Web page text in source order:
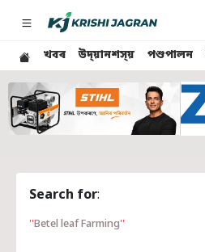
খবৰ উদ্য়ানশস্য় পশুপালন
Search for:
Betel leaf Farming